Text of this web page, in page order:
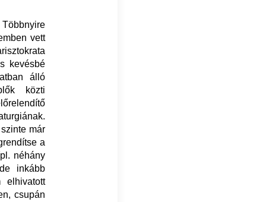
vett
kevésbé
álló
közti
már
a
néhány
inkább
elhivatott
csupán